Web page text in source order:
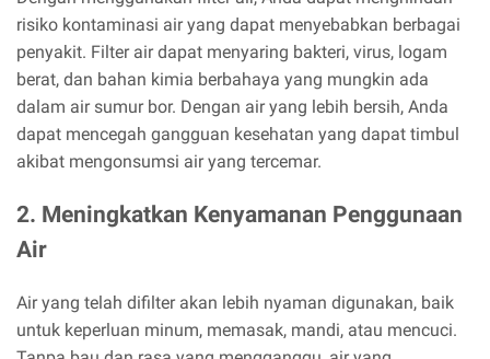
risiko kontaminasi air yang dapat menyebabkan berbagai
penyakit. Filter air dapat menyaring bakteri, virus, logam
berat, dan bahan kimia berbahaya yang mungkin ada
dalam air sumur bor. Dengan air yang lebih bersih, Anda
dapat mencegah gangguan kesehatan yang dapat timbul
akibat mengonsumsi air yang tercemar.
2. Meningkatkan Kenyamanan Penggunaan
Air
Air yang telah difilter akan lebih nyaman digunakan, baik
untuk keperluan minum, memasak, mandi, atau mencuci.